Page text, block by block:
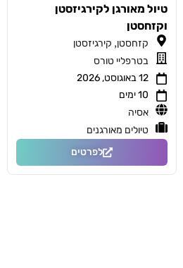
טיול מאורגן לקירגיזסטן
וקזחסטן
קזחסטן, קירגיזסטן
בטרפליי טורס
12 באוגוסט, 2026
10 ימים
אסיה
טיולים מאורגנים
לפרטים